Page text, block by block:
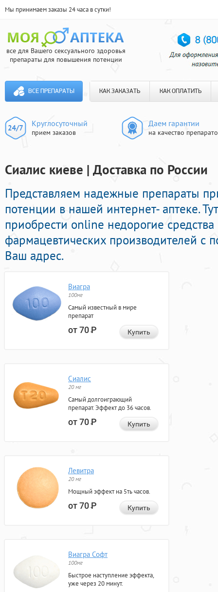
Мы принимаем заказы 24 часа в сутки!
все для Вашего сексуального здоровья
препараты для повышения потенции
ВСЕ ПРЕПАРАТЫ КАК ЗАКАЗАТЬ КАК ОПЛАТИТЬ
Круглосуточный
прием заказов
Даем гарантии
на качество
Сиалис киеве | Доставка по России
Представляем надежные препараты
потенции в нашей интернет- аптеке.
приобрести online недорогие
фармацевтических производителей с
Ваш адрес.
Виагра
100мг
Самый известный в мире
препарат
от 70Р Купить
Сиалис
20 мг
Самый долгоиграющий
препарат. Эффект до 36 часов.
от 70Р Купить
Левитра
20 мг
Мощный эффект на 5ть часов.
от 70Р Купить
Виагра Софт
100мг
Быстрое наступление эффекта,
уже через 20 минут.